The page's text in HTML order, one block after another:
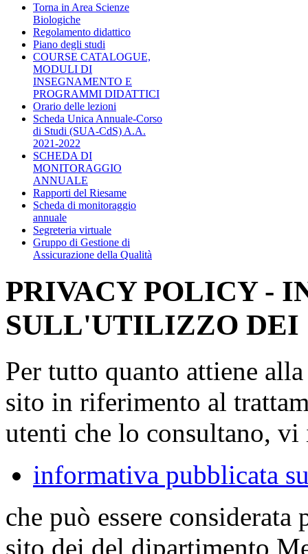
Torna in Area Scienze
Biologiche
Regolamento didattico
Piano degli studi
COURSE CATALOGUE,
MODULI DI
INSEGNAMENTO E
PROGRAMMI DIDATTICI
Orario delle lezioni
Scheda Unica Annuale-Corso
di Studi (SUA-CdS) A.A.
2021-2022
SCHEDA DI
MONITORAGGIO
ANNUALE
Rapporti del Riesame
Scheda di monitoraggio
annuale
Segreteria virtuale
Gruppo di Gestione di
Assicurazione della Qualità
PRIVACY POLICY -
SULL'UTILIZZO DEI
Per tutto quanto attiene
sito in riferimento al
utenti che lo consultano,
informativa pubblicata
che può essere
sito dei del dipartimento